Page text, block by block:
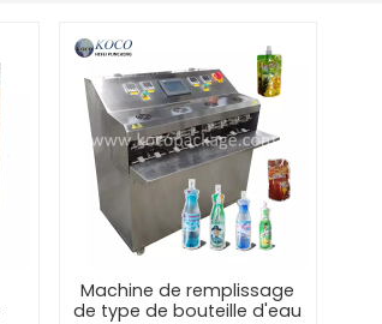
Machine de remplissage
de type de bouteille d'eau